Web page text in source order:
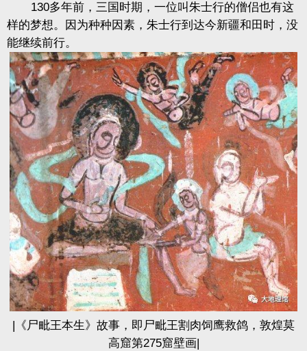
130多年前，三国时期，一位叫朱士行的僧侣也有这
样的梦想。因为种种因素，朱士行到达今新疆和田时，没
能继续前行。
|《尸毗王本生》故事，即尸毗王割肉饲鹰救鸽，敦煌莫
高窟第275窟壁画|